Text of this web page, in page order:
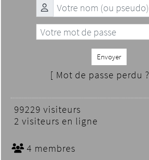
Envoyer
[ Mot de passe perdu ?
99229 visiteurs
2 visiteurs en ligne
4 membres